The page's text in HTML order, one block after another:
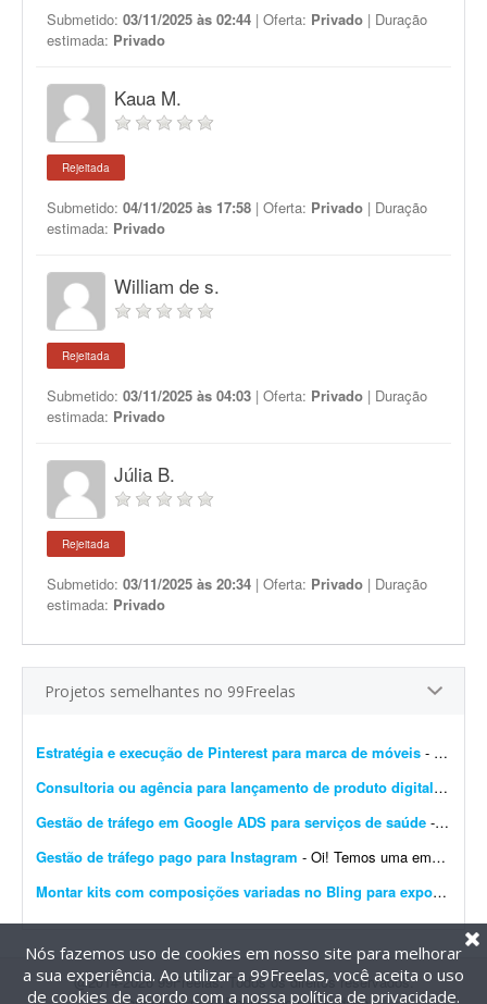
Submetido: 03/11/2025 às 02:44 | Oferta: Privado | Duração
estimada: Privado
Kaua M.
Rejeitada
Submetido: 04/11/2025 às 17:58 | Oferta: Privado | Duração
estimada: Privado
William de s.
Rejeitada
Submetido: 03/11/2025 às 04:03 | Oferta: Privado | Duração
estimada: Privado
Júlia B.
Rejeitada
Submetido: 03/11/2025 às 20:34 | Oferta: Privado | Duração
estimada: Privado
Projetos semelhantes no 99Freelas
Estratégia e execução de Pinterest para marca de móveis - Preciso de um profissional com olhar atento e repertório refinado em design e arquitetura para repensar e construir a estratégia do Pinterest da minha marca de móveis. O proje...
Consultoria ou agência para lançamento de produto digital
-
Gestão de tráfego em Google ADS para serviços de saúde - Preciso de um freelancer com experiência em tráfego no Google Ads para gerenciar uma campanha local voltada a serviços de saúde. No momento o investimento em créd...
Gestão de tráfego pago para Instagram - Oi! Temos uma empresa de consultoria de marca e conteúdo. Precisamos de uma pessoa que nos ajude a executar tráfego pago no Instagram para nossos clientes. Temos todo o contexto dos ...
Montar kits com composições variadas no Bling para exportação ao TikTok
@2014-2026 99Freelas. Todos os direitos reservados.
Nós fazemos uso de cookies em nosso site para melhorar
a sua experiência. Ao utilizar a 99Freelas, você aceita o uso
de cookies de acordo com a nossa política de privacidade.